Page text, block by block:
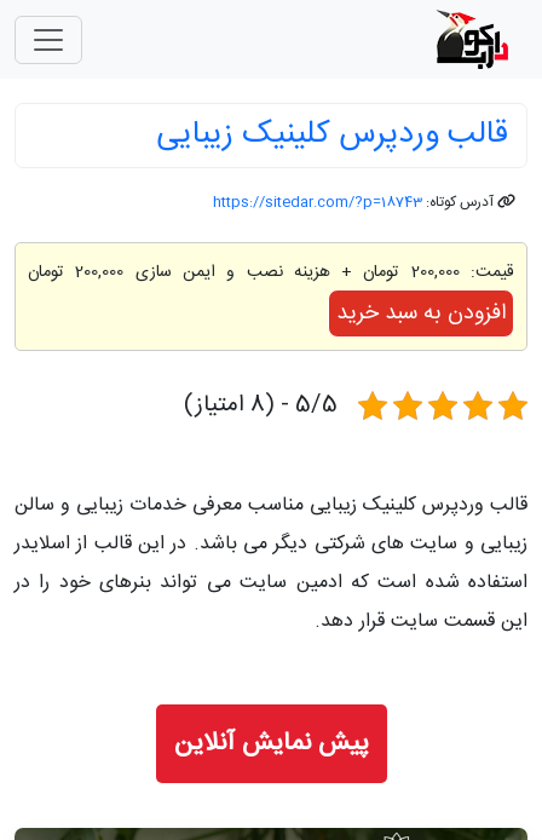
قالب وردپرس کلینیک زیبایی
آدرس کوتاه: https://sitedar.com/?p=18743
قیمت:200,000 تومان + هزینه نصب و ایمن سازی 200,000 تومان
افزودن به سبد خرید
5/5 - (8 امتیاز)
قالب وردپرس کلینیک زیبایی مناسب معرفی خدمات زیبایی و سالن
زیبایی و سایت های شرکتی دیگر می باشد. در این قالب از اسلایدر
استفاده شده است که ادمین سایت می تواند بنرهای خود را در
این قسمت سایت قرار دهد.
پیش نمایش آنلاین